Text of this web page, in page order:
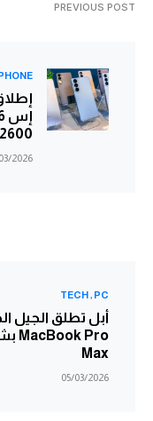
PREVIOUS POST
2600 وواجهة وان يو آي 8 والمزيد
2026
PC
TECH
أبل تطلق الجيل
Max
05/03/2026